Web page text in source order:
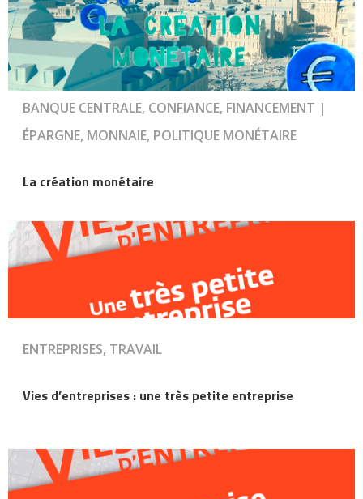
BANQUE CENTRALE, CONFIANCE, FINANCEMENT |
ÉPARGNE, MONNAIE, POLITIQUE MONÉTAIRE
La création monétaire
ENTREPRISES, TRAVAIL
Vies d’entreprises : une très petite entreprise